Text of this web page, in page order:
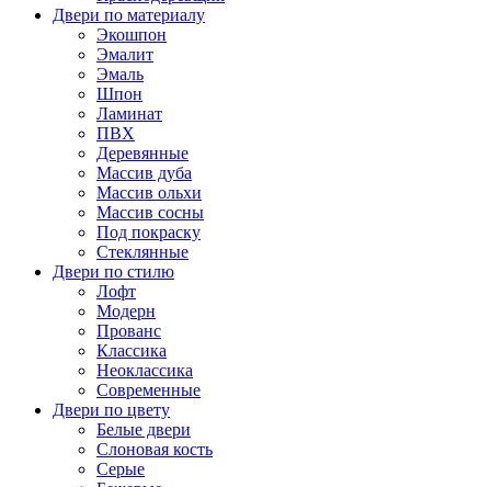
Двери по материалу
Экошпон
Эмалит
Эмаль
Шпон
Ламинат
ПВХ
Деревянные
Массив дуба
Массив ольхи
Массив сосны
Под покраску
Стеклянные
Двери по стилю
Лофт
Модерн
Прованс
Классика
Неоклассика
Современные
Двери по цвету
Белые двери
Слоновая кость
Серые